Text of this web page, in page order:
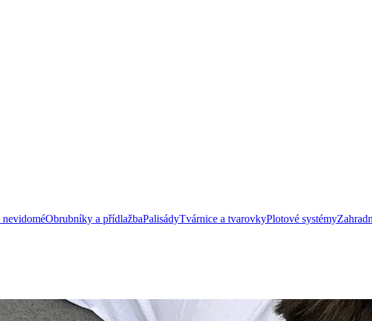
Obrubníky a přídlažbaPalisádyTvárnice a tvarovkyPlotové systémy